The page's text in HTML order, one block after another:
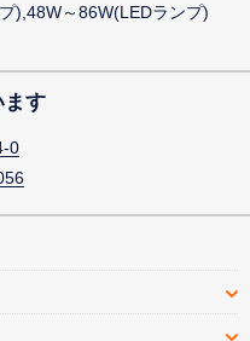
),48W～86W(LEDランプ)
ます
0